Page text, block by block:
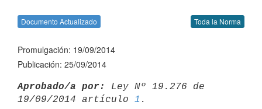
Documento Actualizado Toda la Norma
Promulgación: 19/09/2014
Publicación: 25/09/2014
Aprobado/a por:
Ley Nº 19.276 de
19/09/2014 artículo 1